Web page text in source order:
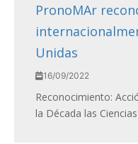
PronoMAr
Unidas
16/09/2022
Reconocimiento:
la Década las